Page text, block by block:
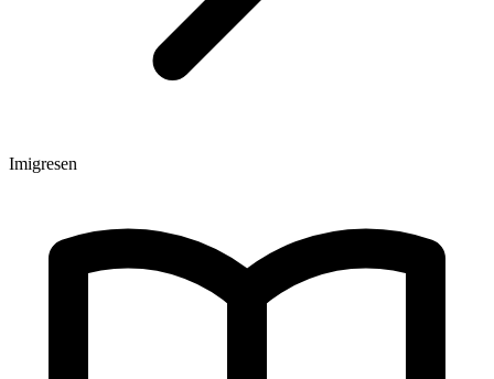
Imigresen